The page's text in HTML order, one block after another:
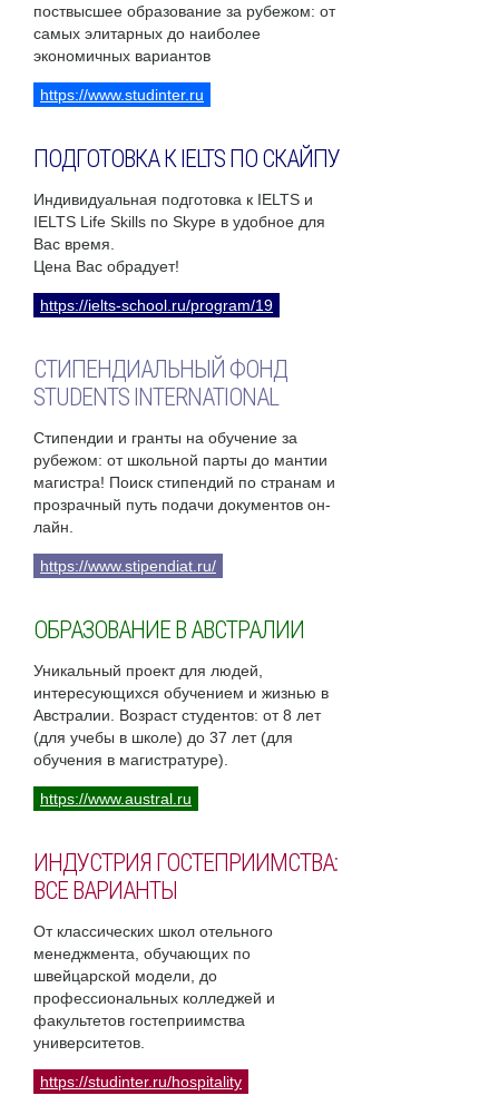
поствысшее образование за рубежом: от
самых элитарных до наиболее
экономичных вариантов
https://www.studinter.ru
ПОДГОТОВКА К IELTS ПО СКАЙПУ
Индивидуальная подготовка к IELTS и
IELTS Life Skills по Skype в удобное для
Вас время.
Цена Вас обрадует!
https://ielts-school.ru/program/19
СТИПЕНДИАЛЬНЫЙ ФОНД
STUDENTS INTERNATIONAL
Стипендии и гранты на обучение за
рубежом: от школьной парты до мантии
магистра! Поиск стипендий по странам и
прозрачный путь подачи документов он-
лайн.
https://www.stipendiat.ru/
ОБРАЗОВАНИЕ В АВСТРАЛИИ
Уникальный проект для людей,
интересующихся обучением и жизнью в
Австралии. Возраст студентов: от 8 лет
(для учебы в школе) до 37 лет (для
обучения в магистратуре).
https://www.austral.ru
ИНДУСТРИЯ ГОСТЕПРИИМСТВА:
ВСЕ ВАРИАНТЫ
От классических школ отельного
менеджмента, обучающих по
швейцарской модели, до
профессиональных колледжей и
факультетов гостеприимства
университетов.
https://studinter.ru/hospitality